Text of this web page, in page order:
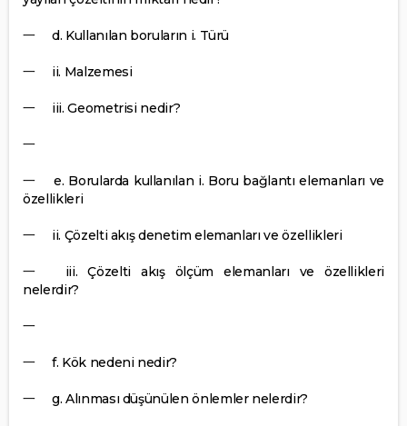
一 d. Kullanılan boruların i. Türü
一 ii. Malzemesi
一 iii. Geometrisi nedir?
一
一
e. Borularda kullanılan i. Boru bağlantı elemanları ve
özellikleri
一 ii. Çözelti akış denetim elemanları ve özellikleri
一
iii. Çözelti akış ölçüm elemanları ve özellikleri
nelerdir?
一
一 f. Kök nedeni nedir?
一 g. Alınması düşünülen önlemler nelerdir?